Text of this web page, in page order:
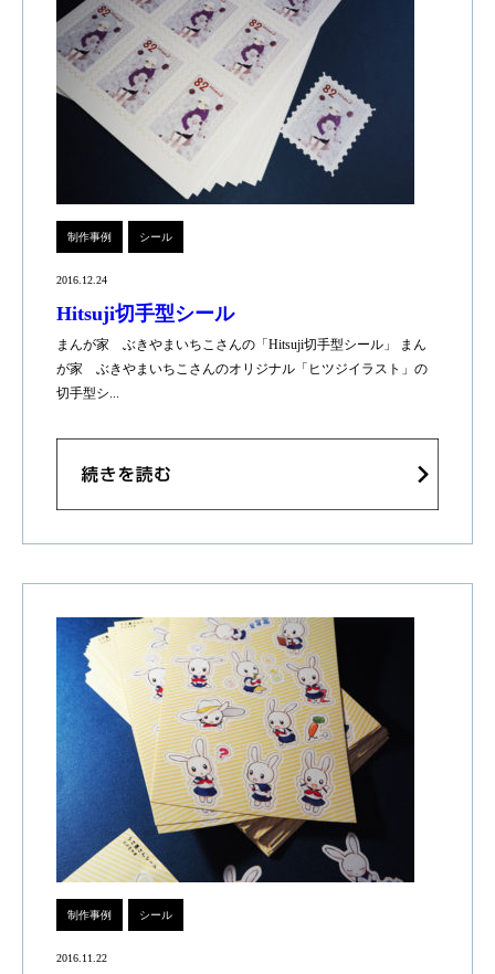
制作事例 シール
2016.12.24
Hitsuji切手型シール
まんが家 ぶきやまいちこさんの「Hitsuji切手型シール」 まん
が家 ぶきやまいちこさんのオリジナル「ヒツジイラスト」の
切手型シ...
制作事例 シール
2016.11.22